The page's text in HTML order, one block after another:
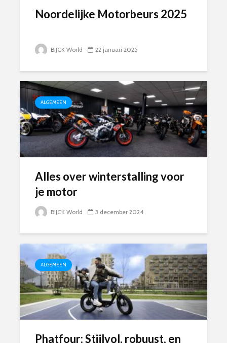
Noordelijke Motorbeurs 2025
BIJCK World 22 januari 2025
ALGEMEEN
Alles over winterstalling voor
je motor
BIJCK World 3 december 2024
ALGEMEEN
Phatfour: Stijlvol, robuust, en